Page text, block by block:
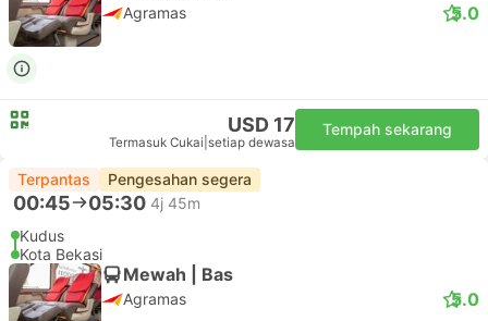
Agramas 5.0
USD 17
Termasuk Cukai setiap dewasa
Tempah sekarang
Terpantas Pengesahan segera
00:45 05:30 4j 45m
Kudus
Kota Bekasi
Mewah | Bas
Agramas 5.0